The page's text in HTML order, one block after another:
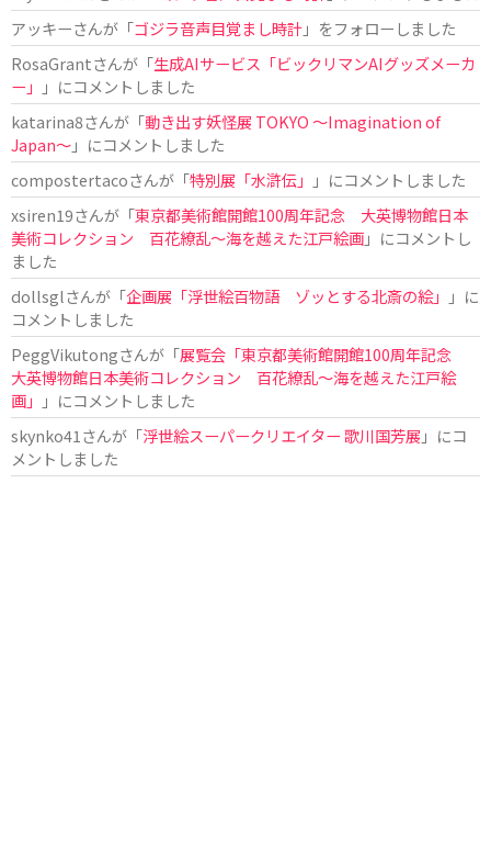
アッキーさんが「ゴジラ音声目覚まし時計」をフォローしました
RosaGrantさんが「生成AIサービス「ビックリマンAIグッズメーカ
ー」
」にコメントしました
katarina8さんが「動き出す妖怪展 TOKYO 〜Imagination of
Japan〜」にコメントしました
compostertacoさんが「特別展「水滸伝」
」にコメントしました
xsiren19さんが「東京都美術館開館100周年記念 大英博物館日本
美術コレクション 百花繚乱～海を越えた江戸絵画」にコメントし
ました
dollsglさんが「企画展「浮世絵百物語 ゾッとする北斎の絵」
」に
コメントしました
PeggVikutongさんが「展覧会「東京都美術館開館100周年記念
大英博物館日本美術コレクション 百花繚乱〜海を越えた江戸絵
画」
」にコメントしました
skynko41さんが「浮世絵スーパークリエイター 歌川国芳展 」にコ
メントしました